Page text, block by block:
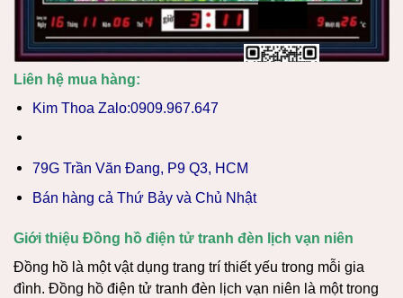
Liên hệ mua hàng:
Kim Thoa Zalo:0909.967.647
79G Trần Văn Đang, P9 Q3, HCM
Bán hàng cả Thứ Bảy và Chủ Nhật
Giới thiệu Đồng hồ điện tử tranh đèn lịch vạn niên
Đồng hồ là một vật dụng trang trí thiết yếu trong mỗi gia
đình. Đồng hồ điện tử tranh đèn lịch vạn niên là một trong